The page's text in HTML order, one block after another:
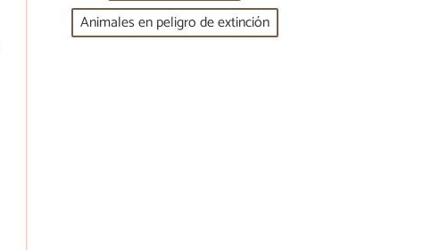
Animales en peligro de extinción